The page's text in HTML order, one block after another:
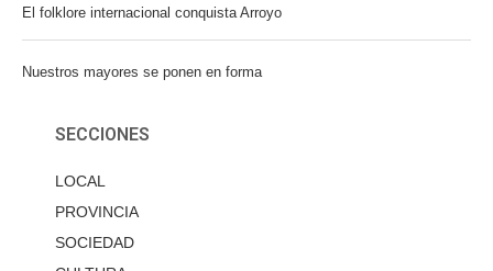
El folklore internacional conquista Arroyo
Nuestros mayores se ponen en forma
SECCIONES
LOCAL
PROVINCIA
SOCIEDAD